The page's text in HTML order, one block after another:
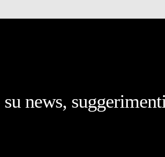
news, suggerimenti